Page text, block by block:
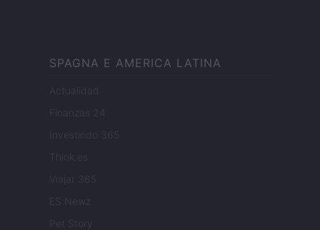
SPAGNA E AMERICA LATINA
Actualidad
Finanzas 24
Investindo 365
Think.es
Viajar 365
ES Newz
Pet Story